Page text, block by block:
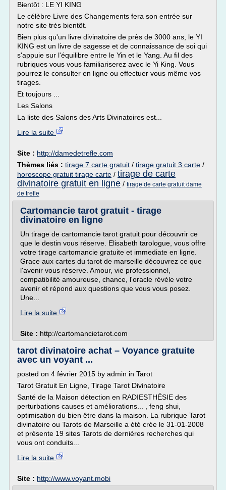
Bientôt : LE YI KING
Le célèbre Livre des Changements fera son entrée sur
notre site trés bientôt.
Bien plus qu'un livre divinatoire de près de 3000 ans, le YI
KING est un livre de sagesse et de connaissance de soi qui
s'appuie sur l'équilibre entre le Yin et le Yang. Au fil des
rubriques vous vous familiariserez avec le Yi King. Vous
pourrez le consulter en ligne ou effectuer vous même vos
tirages.
Et toujours ...
Les Salons
La liste des Salons des Arts Divinatoires est...
Lire la suite
Site : http://damedetrefle.com
Thèmes liés : tirage 7 carte gratuit / tirage gratuit 3 carte /
horoscope gratuit tirage carte / tirage de carte
divinatoire gratuit en ligne / tirage de carte gratuit dame
de trefle
Cartomancie tarot gratuit - tirage
divinatoire en ligne
Un tirage de cartomancie tarot gratuit pour découvrir ce
que le destin vous réserve. Elisabeth tarologue, vous offre
votre tirage cartomancie gratuite et immediate en ligne.
Grace aux cartes du tarot de marseille découvrez ce que
l'avenir vous réserve. Amour, vie professionnel,
compatibilité amoureuse, chance, l'oracle révèle votre
avenir et répond aux questions que vous vous posez.
Une...
Lire la suite
Site : http://cartomancietarot.com
tarot divinatoire achat – Voyance gratuite
avec un voyant ...
posted on 4 février 2015 by admin in Tarot
Tarot Gratuit En Ligne, Tirage Tarot Divinatoire
Santé de la Maison détection en RADIESTHÉSIE des
perturbations causes et améliorations... , feng shui,
optimisation du bien être dans la maison. La rubrique Tarot
divinatoire ou Tarots de Marseille a été crée le 31-01-2008
et présente 19 sites Tarots de dernières recherches qui
vous ont conduits...
Lire la suite
Site : http://www.voyant.mobi